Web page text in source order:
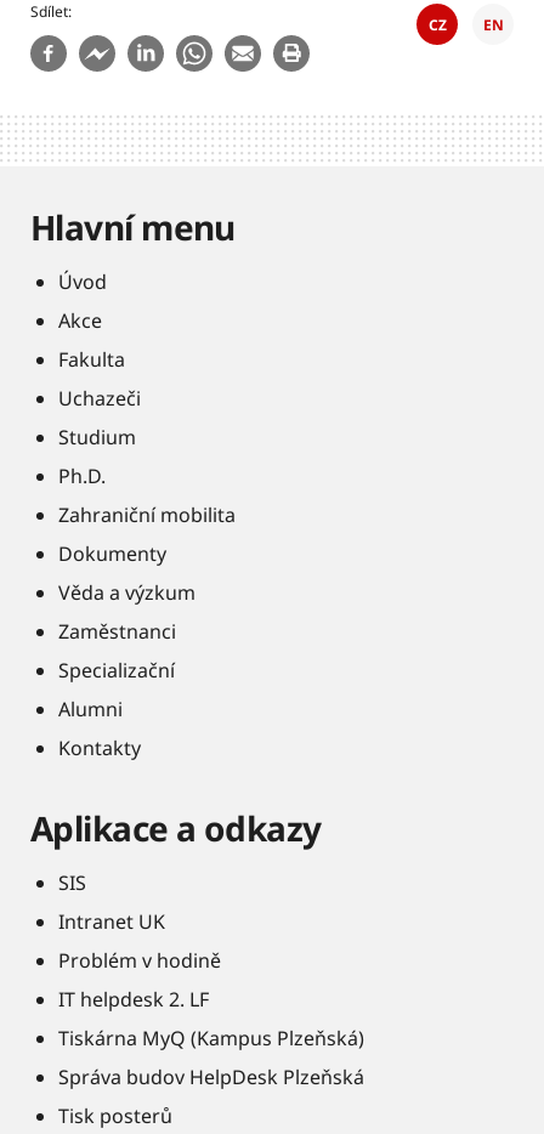
Sdílet
CZ EN
Hlavní menu
Úvod
Akce
Fakulta
Uchazeči
Studium
Ph.D.
Zahraniční mobilita
Dokumenty
Věda a výzkum
Zaměstnanci
Specializační
Alumni
Kontakty
Aplikace a odkazy
SIS
Intranet UK
Problém v hodině
IT helpdesk 2. LF
Tiskárna MyQ (Kampus Plzeňská)
Správa budov HelpDesk Plzeňská
Tisk posterů